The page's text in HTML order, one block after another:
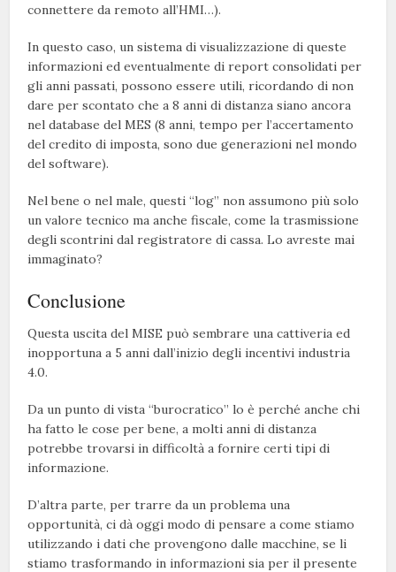
connettere da remoto all’HMI…).
In questo caso, un sistema di visualizzazione di queste
informazioni ed eventualmente di report consolidati per
gli anni passati, possono essere utili, ricordando di non
dare per scontato che a 8 anni di distanza siano ancora
nel database del MES (8 anni, tempo per l’accertamento
del credito di imposta, sono due generazioni nel mondo
del software).
Nel bene o nel male, questi “log” non assumono più solo
un valore tecnico ma anche fiscale, come la trasmissione
degli scontrini dal registratore di cassa. Lo avreste mai
immaginato?
Conclusione
Questa uscita del MISE può sembrare una cattiveria ed
inopportuna a 5 anni dall’inizio degli incentivi industria
4.0.
Da un punto di vista “burocratico” lo è perché anche chi
ha fatto le cose per bene, a molti anni di distanza
potrebbe trovarsi in difficoltà a fornire certi tipi di
informazione.
D’altra parte, per trarre da un problema una
opportunità, ci dà oggi modo di pensare a come stiamo
utilizzando i dati che provengono dalle macchine, se li
stiamo trasformando in informazioni sia per il presente